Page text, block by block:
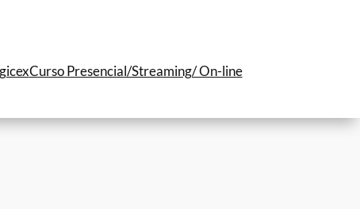
Curso Presencial/Streaming/ On-line